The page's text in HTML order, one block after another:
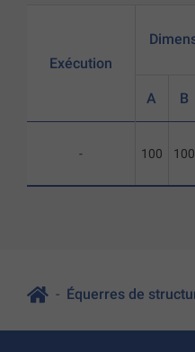
Exécution
-
A B
100 100
Équerres de